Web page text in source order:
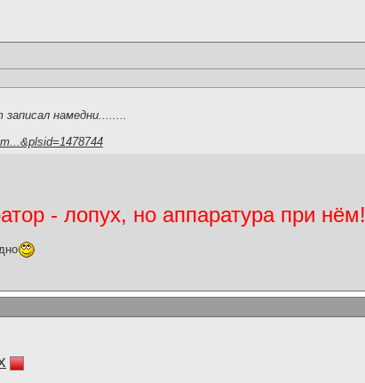
намедни........
- лопух, но аппаратура при нём!